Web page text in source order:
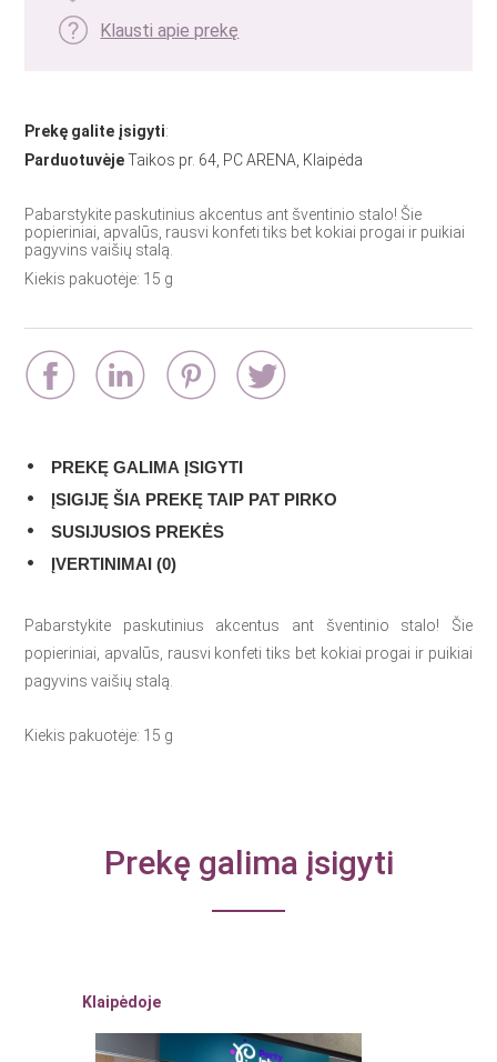
Klausti apie prekę
Prekę galite įsigyti:
ParduotuvėjeTaikos pr. 64, PC ARENA, Klaipėda
Pabarstykite paskutinius akcentus ant šventinio stalo! Šie
popieriniai, apvalūs, rausvi konfeti tiks bet kokiai progai ir puikiai
pagyvins vaišių stalą.
Kiekis pakuotėje: 15 g
PREKĘ GALIMA ĮSIGYTI
ĮSIGIJĘ ŠIA PREKĘ TAIP PAT PIRKO
SUSIJUSIOS PREKĖS
ĮVERTINIMAI (0)
Pabarstykite paskutinius akcentus ant šventinio stalo! Šie
popieriniai, apvalūs, rausvi konfeti tiks bet kokiai progai ir puikiai
pagyvins vaišių stalą.
Kiekis pakuotėje: 15 g
Prekę galima įsigyti
Klaipėdoje